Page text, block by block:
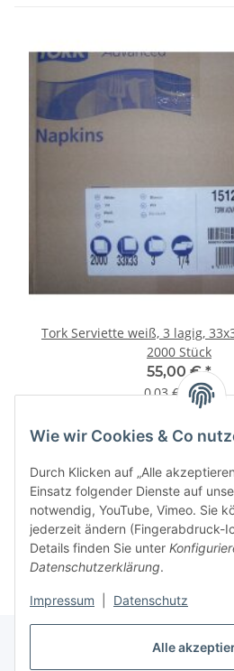
Alle
Wie wir Cookies & Co
Durch Klicken auf „Alle
Einsatz folgender Dienste auf
notwendig, YouTube, Vimeo. Sie
jederzeit ändern (Fingerabdruck-
Details finden Sie unter
Datenschutzerklärung.
Impressum Datenschutz
Tork Serviette weiß, 3 lagig,
2000 Stück
55,00 €*
0,03 € pro 1